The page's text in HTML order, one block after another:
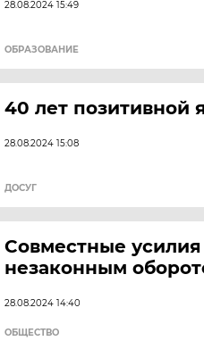
28.08.2024 15:49
ОБРАЗОВАНИЕ
40 лет позитивной
28.08.2024 15:08
ДОСУГ
Совместные усилия
незаконным
28.08.2024 14:40
ОБЩЕСТВО